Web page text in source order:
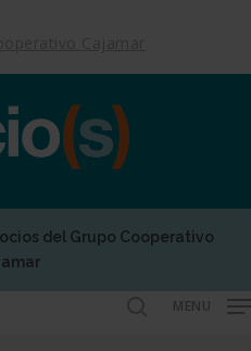
del Grupo Cooperativo
MENU